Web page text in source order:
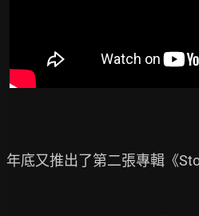
年底又推出了第二張專輯《